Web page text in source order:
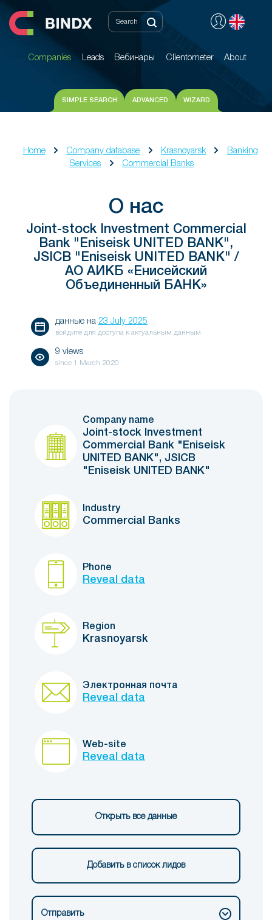
Companies Leads Вебинары Clientometer About
Companies Leads Вебинары Clientometer About
SIMPLE SEARCH ADVANCED WIZARD
Home Company database Krasnoyarsk
Banking
Services
Commercial Banks
О нас
Joint-stock Investment Commercial
Bank "Eniseisk UNITED BANK",
JSICB "Eniseisk UNITED BANK" /
АО АИКБ «Енисейский
Объединенный БАНК»
данные на 23 July 2025
войдите для доступа к актуальным данным
9 views
since 1 March 2020
Company name
Joint-stock Investment
Commercial Bank "Eniseisk
UNITED BANK", JSICB
"Eniseisk UNITED BANK"
Industry
Commercial Banks
Phone
Reveal data
Region
Krasnoyarsk
Электронная почта
Reveal data
Web-site
Reveal data
Открыть все данные
Добавить в список лидов
Отправить